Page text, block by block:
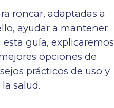
roncar, adaptadas a
ayudar a mantener
guía, explicaremos
opciones de
prácticos de uso y
salud.